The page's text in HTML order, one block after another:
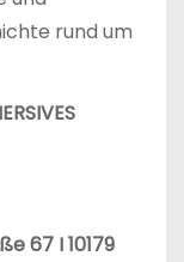
rund um
67 I 10179